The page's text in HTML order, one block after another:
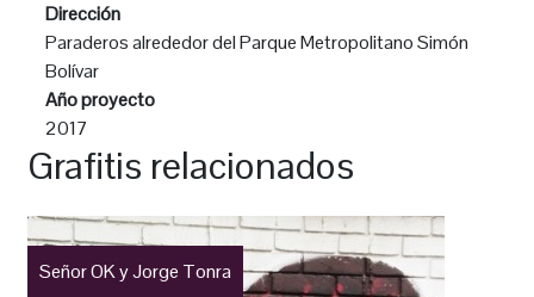
Dirección
Paraderos alrededor del Parque Metropolitano Simón
Bolívar
Año proyecto
2017
Grafitis relacionados
Señor OK y Jorge Tonra